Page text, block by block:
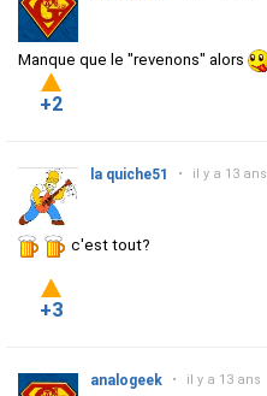
Manque que le "revenons" alors
+2
la quiche51 • il y a 13 ans
c'est tout?
+3
analogeek • il y a 13 ans